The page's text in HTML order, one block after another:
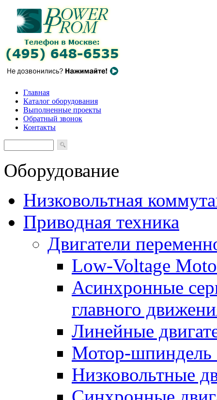
Главная
Каталог оборудования
Выполненные проекты
Обратный звонок
Контакты
Оборудование
Низковольтная
Приводная техника
Двигатели
Low-Voltage
Асинхронные
главного
Линейные
Мотор-шпиндель
Низковольтные